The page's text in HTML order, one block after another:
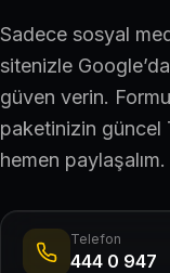
Sadece sosyal
sitenizle
güven verin.
paketinizin güncel
hemen paylaşalım.
Telefon
444 0 947